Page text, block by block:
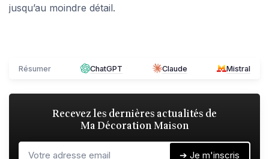
jusqu’au moindre détail.
Résumer ChatGPT Claude Mistral
Recevez les dernières actualités de
Ma Décoration Maison
➔ Je m'inscris